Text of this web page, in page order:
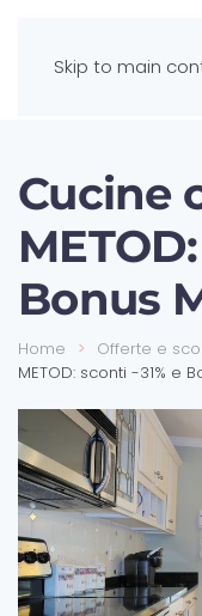
Skip to main
Cucine
Bonus
Home Offerte e
METOD: sconti -31% e